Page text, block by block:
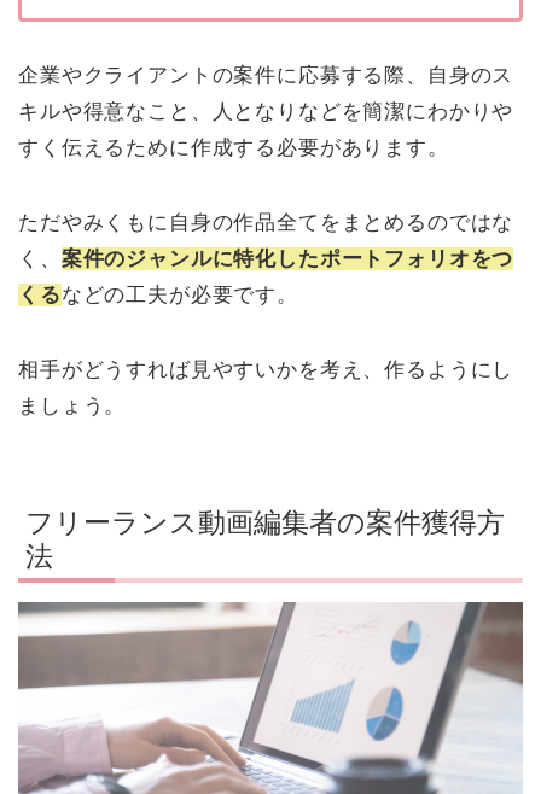
企業やクライアントの案件に応募する際、自身のス
キルや得意なこと、人となりなどを簡潔にわかりや
すく伝えるために作成する必要があります。
ただやみくもに自身の作品全てをまとめるのではな
く、 案件のジャンルに特化したポートフォリオをつ
くるなどの工夫が必要です。
相手がどうすれば見やすいかを考え、作るようにし
ましょう。
フリーランス動画編集者の案件獲得方
法